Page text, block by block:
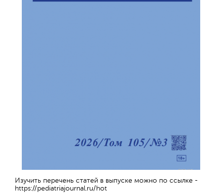
Изучить перечень статей в выпуске можно по ссылке -
https://pediatriajournal.ru/hot